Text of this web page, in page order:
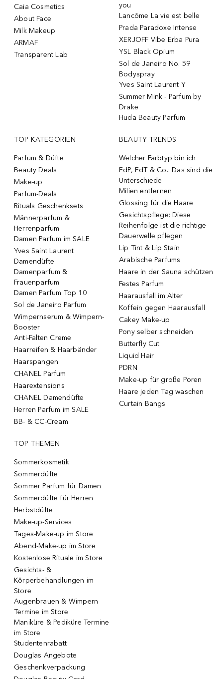
Caia Cosmetics
About Face
Milk Makeup
ARMAF
Transparent Lab
you
Lancôme La vie est belle
Prada Paradoxe Intense
XERJOFF Vibe Erba Pura
YSL Black Opium
Sol de Janeiro No. 59
Bodyspray
Yves Saint Laurent Y
Summer Mink - Parfum by
Drake
Huda Beauty Parfum
TOP KATEGORIEN
Parfum & Düfte
Beauty Deals
Make-up
Parfum-Deals
Rituals Geschenksets
Männerparfum &
Herrenparfum
Damen Parfum im SALE
Yves Saint Laurent
Damendüfte
Damenparfum &
Frauenparfum
Damen Parfum Top 10
Sol de Janeiro Parfum
Wimpernserum & Wimpern-
Booster
Anti-Falten Creme
Haarreifen & Haarbänder
Haarspangen
CHANEL Parfum
Haarextensions
CHANEL Damendüfte
Herren Parfum im SALE
BB- & CC-Cream
BEAUTY TRENDS
Welcher Farbtyp bin ich
EdP, EdT & Co.: Das sind die
Unterschiede
Milien entfernen
Glossing für die Haare
Gesichtspflege: Diese
Reihenfolge ist die richtige
Dauerwelle pflegen
Lip Tint & Lip Stain
Arabische Parfums
Haare in der Sauna schützen
Festes Parfum
Haarausfall im Alter
Koffein gegen Haarausfall
Cakey Make-up
Pony selber schneiden
Butterfly Cut
Liquid Hair
PDRN
Make-up für große Poren
Haare jeden Tag waschen
Curtain Bangs
TOP THEMEN
Sommerkosmetik
Sommerdüfte
Sommer Parfum für Damen
Sommerdüfte für Herren
Herbstdüfte
Make-up-Services
Tages-Make-up im Store
Abend-Make-up im Store
Kostenlose Rituale im Store
Gesichts- &
Körperbehandlungen im
Store
Augenbrauen & Wimpern
Termine im Store
Maniküre & Pediküre Termine
im Store
Studentenrabatt
Douglas Angebote
Geschenkverpackung